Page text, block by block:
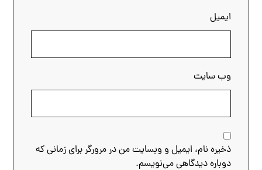
ایمیل
وب‌ سایت
ذخیره نام، ایمیل و وبسایت من در مرورگر برای زمانی که
دوباره دیدگاهی می‌نویسم.